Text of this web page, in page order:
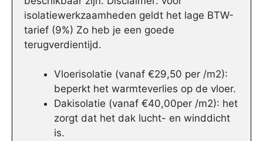
isolatiewerkzaamheden geldt het lage BTW-
tarief (9%) Zo heb je een goede
terugverdientijd.
Vloerisolatie (vanaf €29,50 per /m2):
beperkt het warmteverlies op de vloer.
Dakisolatie (vanaf €40,00per /m2): het
zorgt dat het dak lucht- en winddicht
is.